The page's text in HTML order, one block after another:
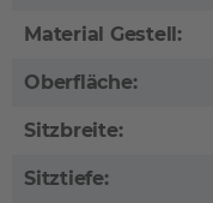
Material Gestell:
Oberfläche:
Sitzbreite:
Sitztiefe: